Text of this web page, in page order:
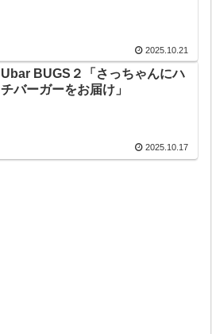
2025.10.21
Ubar BUGS２「さっちゃんにハ
チバーガーをお届け」
2025.10.17